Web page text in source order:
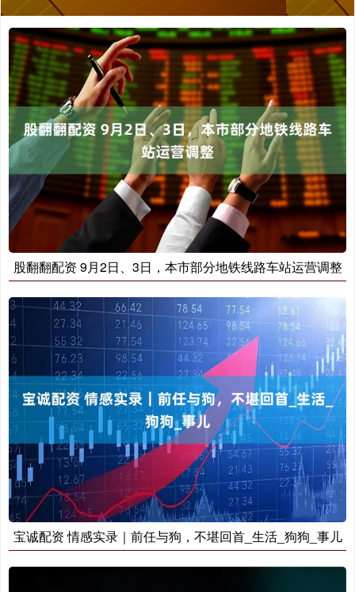
股翻翻配资 9月2日、3日，本市部分地铁线路车站运营调整
宝诚配资 情感实录｜前任与狗，不堪回首_生活_狗狗_事儿